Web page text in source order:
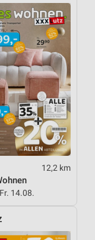
12,2 km
14.08.